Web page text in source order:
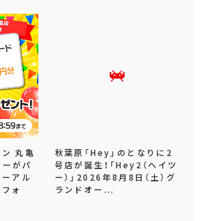
丸亀
がパ
アル
ォ
秋葉原「Hey」のとなりに2
号店が誕生！「Hey2（ヘイツ
ー）」2026年8月8日（土）グ
ランドオー...